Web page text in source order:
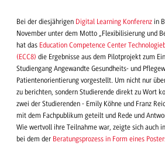
Bei der diesjährigen Digital Learning Konferenz in
November unter dem Motto „Flexibilisierung und
hat das Education Competence Center
(ECC8) die Ergebnisse aus dem Pilotprojekt zum
Studiengang Angewandte Gesundheits- und
Patientenorientierung vorgestellt. Um nicht nur
zu berichten, sondern Studierende direkt zu Wort
zwei der Studierenden - Emily Köhne und Franz
mit dem Fachpublikum geteilt und Rede und
Wie wertvoll ihre Teilnahme war, zeigte sich auch
bei dem der Beratungsprozess in Form eines